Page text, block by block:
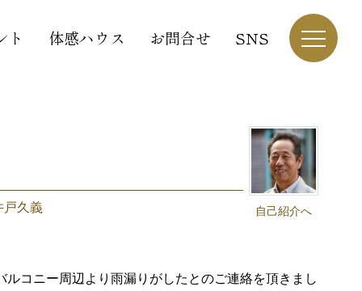
ト 体感ハウス お問合せ SNS
自己紹介へ
戸久義
コニー周辺より雨漏りがしたとのご連絡を頂きまし